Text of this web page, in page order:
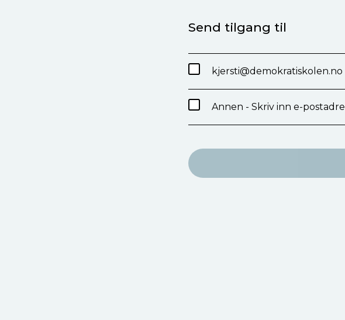
Send tilgang til
kjersti@demokratiskolen.no
Annen - Skriv inn e-